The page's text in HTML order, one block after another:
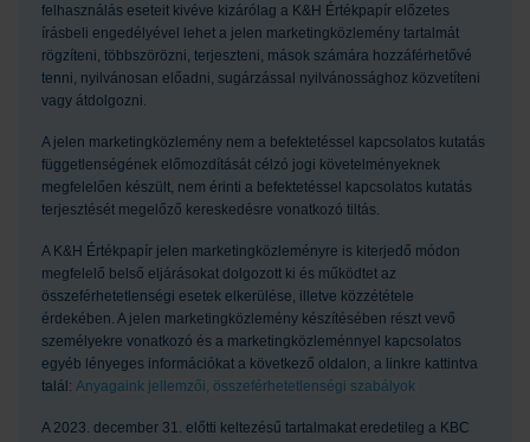
felhasználás eseteit kivéve kizárólag a K&H Értékpapír előzetes
írásbeli engedélyével lehet a jelen marketingközlemény tartalmát
rögzíteni, többszörözni, terjeszteni, mások számára hozzáférhetővé
tenni, nyilvánosan előadni, sugárzással nyilvánossághoz közvetíteni
vagy átdolgozni.
A jelen marketingközlemény nem a befektetéssel kapcsolatos kutatás
függetlenségének előmozdítását célzó jogi követelményeknek
megfelelően készült, nem érinti a befektetéssel kapcsolatos kutatás
terjesztését megelőző kereskedésre vonatkozó tiltás.
A K&H Értékpapír jelen marketingközleményre is kiterjedő módon
megfelelő belső eljárásokat dolgozott ki és működtet az
összeférhetetlenségi esetek elkerülése, illetve közzététele
érdekében. A jelen marketingközlemény készítésében részt vevő
személyekre vonatkozó és a marketingközleménnyel kapcsolatos
egyéb lényeges információkat a következő oldalon, a linkre kattintva
talál: Anyagaink jellemzői, összeférhetetlenségi szabályok
A 2023. december 31. előtti keltezésű tartalmakat eredetileg a KBC